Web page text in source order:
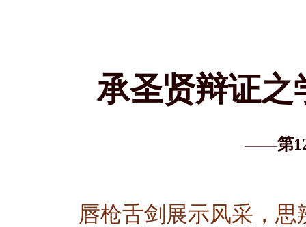
承圣贤辩证之
——第12
唇枪舌剑展示风采，